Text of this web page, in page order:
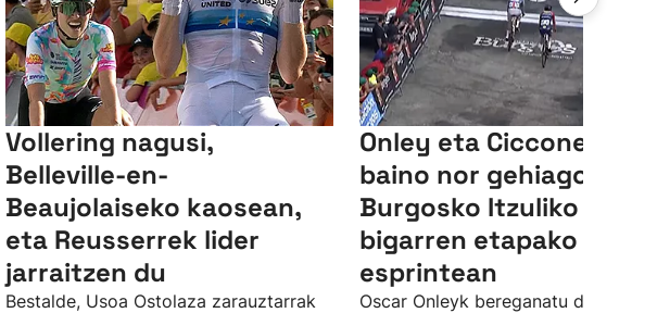
Vollering nagusi,
Belleville-en-
Beaujolaiseko kaosean,
eta Reusserrek lider
jarraitzen du
Bestalde, Usoa Ostolaza zarauztarrak
Onley eta Ciccone, nor
baino nor gehiago
Burgosko Itzuliko
bigarren etapako
esprintean
Oscar Onleyk bereganatu du